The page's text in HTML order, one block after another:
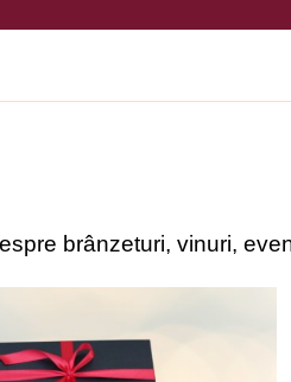
brânzeturi, vinuri,